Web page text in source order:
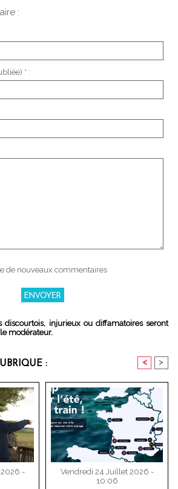
:
* :
de nouveaux commentaires
discourtois, injurieux ou diffamatoires seront
modérateur.
: < >
-
Vendredi 24 Juillet 2026 -
10:06